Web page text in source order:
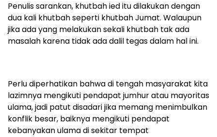
Penulis sarankan, khutbah ied itu dilakukan dengan
dua kali khutbah seperti khutbah Jumat. Walaupun
jika ada yang melakukan sekali khutbah tak ada
masalah karena tidak ada dalil tegas dalam hal ini.
Perlu diperhatikan bahwa di tengah masyarakat kita
lazimnya mengikuti pendapat jumhur atau mayoritas
ulama, jadi patut disadari jika memang menimbulkan
konflik besar, baiknya mengikuti pendapat
kebanyakan ulama di sekitar tempat